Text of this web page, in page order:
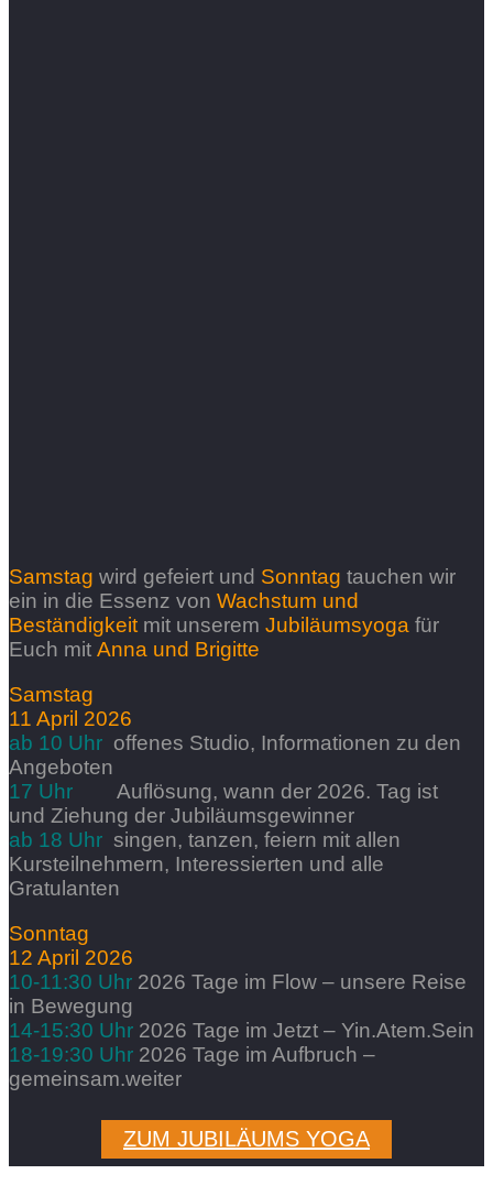
Samstag wird gefeiert und Sonntag tauchen wir
ein in die Essenz von Wachstum und
Beständigkeit mit unserem Jubiläumsyoga für
Euch mit Anna und Brigitte
Samstag
11 April 2026
ab 10 Uhr offenes Studio, Informationen zu den
Angeboten
17 Uhr
Auflösung, wann der 2026. Tag ist
und Ziehung der Jubiläumsgewinner
ab 18 Uhr singen, tanzen, feiern mit allen
Kursteilnehmern, Interessierten und alle
Gratulanten
Sonntag
12 April 2026
10-11:30 Uhr 2026 Tage im Flow – unsere Reise
in Bewegung
14-15:30 Uhr 2026 Tage im Jetzt – Yin.Atem.Sein
18-19:30 Uhr 2026 Tage im Aufbruch –
gemeinsam.weiter
ZUM JUBILÄUMS YOGA